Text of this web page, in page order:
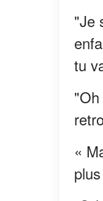
"Je
tu
«